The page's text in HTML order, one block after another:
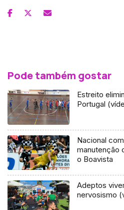
Pode também gostar
Estreito
Portugal
Nacional
manutenção
o Boavista
Adeptos
nervosismo